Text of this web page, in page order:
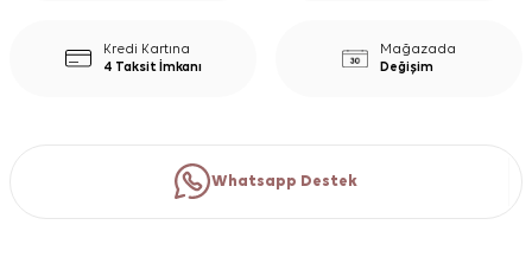
Kredi Kartına
4 Taksit İmkanı
Mağazada
Değişim
Whatsapp Destek